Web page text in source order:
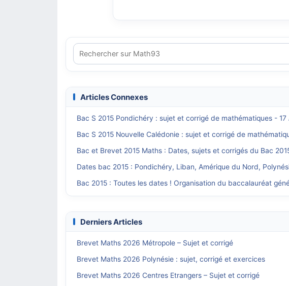
Articles Connexes
Bac S 2015 Pondichéry : sujet et corrigé de mathématiques - 17
Bac S 2015 Nouvelle Calédonie : sujet et corrigé de
Bac et Brevet 2015 Maths : Dates, sujets et corrigés du Bac
Dates bac 2015 : Pondichéry, Liban, Amérique du Nord,
Bac 2015 : Toutes les dates ! Organisation du baccalauréat
Derniers Articles
Brevet Maths 2026 Métropole – Sujet et corrigé
Brevet Maths 2026 Polynésie : sujet, corrigé et exercices
Brevet Maths 2026 Centres Etrangers – Sujet et corrigé